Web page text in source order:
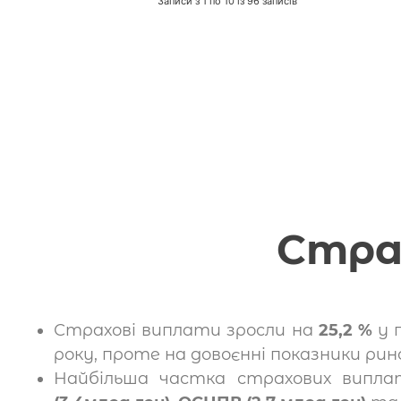
Страхові виплати зросли на 25,2 %у
року, проте на довоєнні показники
Найбільша частка страхових